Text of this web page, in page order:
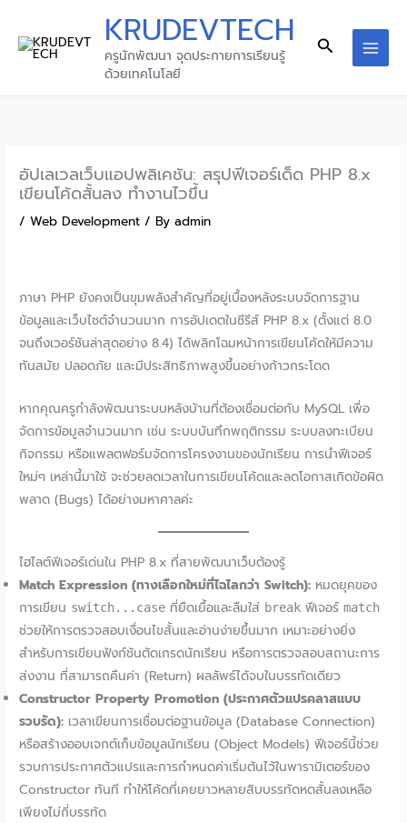
content
KRUDEVTECH
ครูนักพัฒนา จุดประกายการเรียนรู้
ด้วยเทคโนโลยี
Search
อัปเลเวลเว็บแอปพลิเคชัน: สรุปฟีเจอร์เด็ด PHP 8.x
เขียนโค้ดสั้นลง ทำงานไวขึ้น
/Web Development / Byadmin
ภาษา PHP ยังคงเป็นขุมพลังสำคัญที่อยู่เบื้องหลังระบบจัดการฐาน
ข้อมูลและเว็บไซต์จำนวนมาก การอัปเดตในซีรีส์ PHP 8.x (ตั้งแต่ 8.0
จนถึงเวอร์ชันล่าสุดอย่าง 8.4) ได้พลิกโฉมหน้าการเขียนโค้ดให้มีความ
ทันสมัย ปลอดภัย และมีประสิทธิภาพสูงขึ้นอย่างก้าวกระโดด
หากคุณครูกำลังพัฒนาระบบหลังบ้านที่ต้องเชื่อมต่อกับ MySQL เพื่อ
จัดการข้อมูลจำนวนมาก เช่น ระบบบันทึกพฤติกรรม ระบบลงทะเบียน
กิจกรรม หรือแพลตฟอร์มจัดการโครงงานของนักเรียน การนำฟีเจอร์
ใหม่ๆ เหล่านี้มาใช้ จะช่วยลดเวลาในการเขียนโค้ดและลดโอกาสเกิดข้อผิด
พลาด (Bugs) ได้อย่างมหาศาลค่ะ
ไฮไลต์ฟีเจอร์เด่นใน PHP 8.x ที่สายพัฒนาเว็บต้องรู้
Match Expression (ทางเลือกใหม่ที่ไฉไลกว่า Switch): หมดยุคของ
การเขียน switch...case ที่ยืดเยื้อและลืมใส่ break ฟีเจอร์match
ช่วยให้การตรวจสอบเงื่อนไขสั้นและอ่านง่ายขึ้นมาก เหมาะอย่างยิ่ง
สำหรับการเขียนฟังก์ชันตัดเกรดนักเรียน หรือการตรวจสอบสถานะการ
ส่งงาน ที่สามารถคืนค่า (Return) ผลลัพธ์ได้จบในบรรทัดเดียว
Constructor Property Promotion (ประกาศตัวแปรคลาสแบบ
รวบรัด): เวลาเขียนการเชื่อมต่อฐานข้อมูล (Database Connection)
หรือสร้างออบเจกต์เก็บข้อมูลนักเรียน (Object Models) ฟีเจอร์นี้ช่วย
รวบการประกาศตัวแปรและการกำหนดค่าเริ่มต้นไว้ในพารามิเตอร์ของ
Constructor ทันที ทำให้โค้ดที่เคยยาวหลายสิบบรรทัดหดสั้นลงเหลือ
เพียงไม่กี่บรรทัด